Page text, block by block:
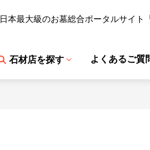
日本最大級のお墓総合ポータルサイト
石材店を探す よくあるご質